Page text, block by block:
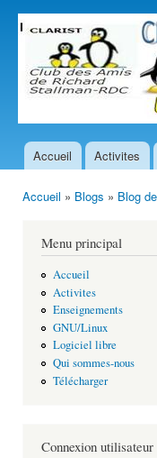
Menu principal
Accueil Activites
Accueil » Blogs » Blog
Menu principal
Accueil
Activites
Enseignements
GNU/Linux
Logiciel libre
Qui sommes-nous
Télécharger
Connexion utilisateur